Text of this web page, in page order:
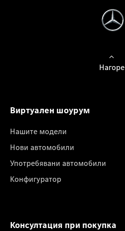
Нагоре
Виртуален шоурум
Нашите модели
Нови автомобили
Употребявани автомобили
Конфигуратор
Консултация при покупка